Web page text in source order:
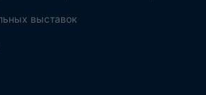
выставок